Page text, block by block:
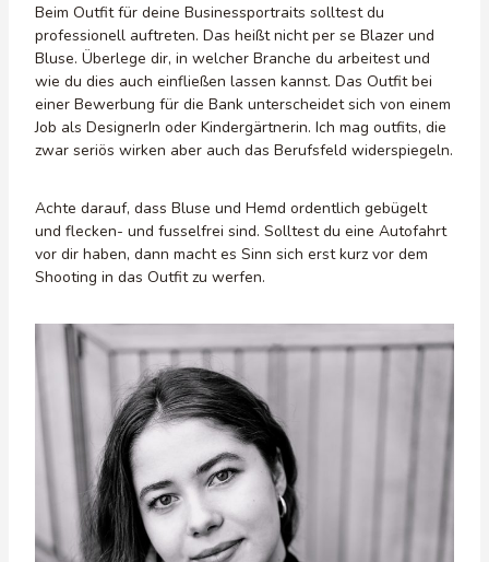
Beim Outfit für deine Businessportraits solltest du
professionell auftreten. Das heißt nicht per se Blazer und
Bluse. Überlege dir, in welcher Branche du arbeitest und
wie du dies auch einfließen lassen kannst. Das Outfit bei
einer Bewerbung für die Bank unterscheidet sich von einem
Job als DesignerIn oder Kindergärtnerin. Ich mag outfits, die
zwar seriös wirken aber auch das Berufsfeld widerspiegeln.
Achte darauf, dass Bluse und Hemd ordentlich gebügelt
und flecken- und fusselfrei sind. Solltest du eine Autofahrt
vor dir haben, dann macht es Sinn sich erst kurz vor dem
Shooting in das Outfit zu werfen.